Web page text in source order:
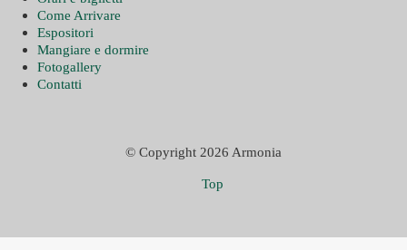
Come Arrivare
Espositori
Mangiare e dormire
Fotogallery
Contatti
© Copyright 2026 Armonia
Top